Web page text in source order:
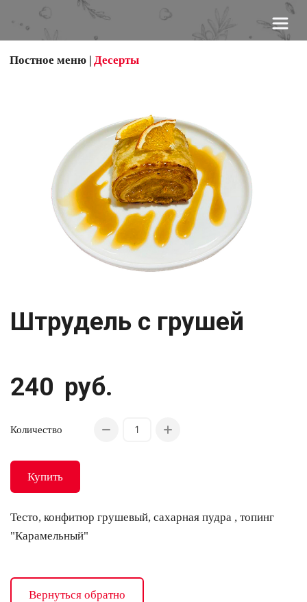
Постное меню | Десерты
Штрудель с грушей
240 руб.
Количество
Купить
Тесто, конфитюр грушевый, сахарная пудра , топинг
"Карамельный"
Вернуться обратно